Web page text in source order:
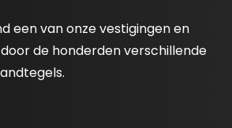
een van onze vestigingen en
de honderden verschillende